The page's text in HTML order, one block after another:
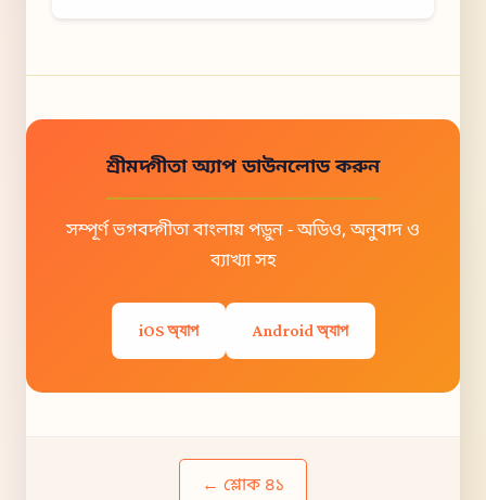
শ্রীমদ্গীতা অ্যাপ ডাউনলোড করুন
সম্পূর্ণ ভগবদ্গীতা বাংলায় পড়ুন - অডিও, অনুবাদ ও
ব্যাখ্যা সহ
iOS অ্যাপ Android অ্যাপ
← শ্লোক ৪১